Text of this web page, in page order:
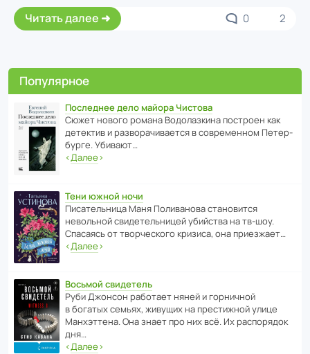
Читать далее 0 2
Популярное
Последнее дело майора Чистова
Сюжет нового романа Водо­ла­з­кина пост­роен как
дете­ктив и разво­ра­чи­ва­ется в совре­менном Пете­р­
бурге. Убивают…
‹Далее›
Тени южной ночи
Писа­тель­ница Маня Поли­ва­нова стано­вится
невольной свиде­тель­ницей убийства на тв-шоу.
Спасаясь от твор­че­с­кого кризиса, она приезжает…
‹Далее›
Восьмой свидетель
Руби Джонсон рабо­тает няней и горни­чной
в богатых семьях, живущих на прес­ти­жной улице
Манх­эт­тена. Она знает про них всё. Их распо­рядок
дня…
‹Далее›